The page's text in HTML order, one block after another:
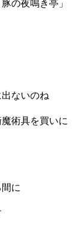
の夜鳴き亭」
ないのね
術具を買いに
に